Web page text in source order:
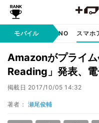
モバイル
携帯キャリア MVNO スマホ
Amazonがプライ
Reading」発表、
掲載日 2017/10/05 14:32
著者： 瀬尾俊輔